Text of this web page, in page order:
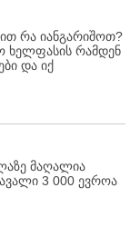
რა იანგარიშოთ?
ხელფასის რამდენ
და იქ
მაღალია
3 000 ევროა